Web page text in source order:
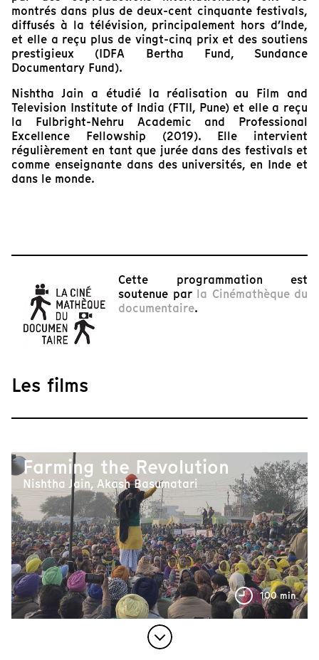
montrés dans plus de deux-cent cinquante festivals,
diffusés à la télévision, principalement hors d’Inde,
et elle a reçu plus de vingt-cinq prix et des soutiens
prestigieux (IDFA Bertha Fund, Sundance
Documentary Fund).
Nishtha Jain a étudié la réalisation au Film and
Television Institute of India (FTII, Pune) et elle a reçu
la Fulbright-Nehru Academic and Professional
Excellence Fellowship (2019). Elle intervient
régulièrement en tant que jurée dans des festivals et
comme enseignante dans des universités, en Inde et
dans le monde.
Cette programmation est
soutenue par la Cinémathèque du
documentaire.
Les films
Farming the Revolution
Nishtha Jain, Akash Basumatari
100 min